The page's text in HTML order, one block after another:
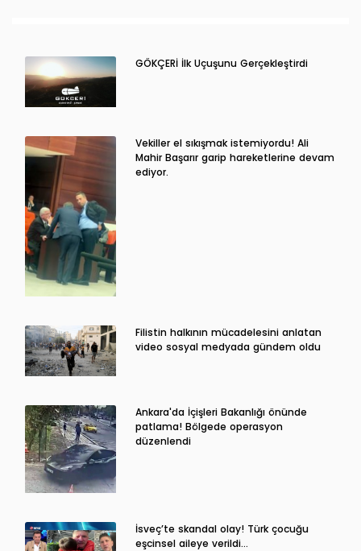
GÖKÇERİ İlk Uçuşunu Gerçekleştirdi
Vekiller el sıkışmak istemiyordu! Ali
Mahir Başarır garip hareketlerine devam
ediyor.
Filistin halkının mücadelesini anlatan
video sosyal medyada gündem oldu
Ankara'da İçişleri Bakanlığı önünde
patlama! Bölgede operasyon
düzenlendi
İsveç’te skandal olay! Türk çocuğu
eşcinsel aileye verildi…